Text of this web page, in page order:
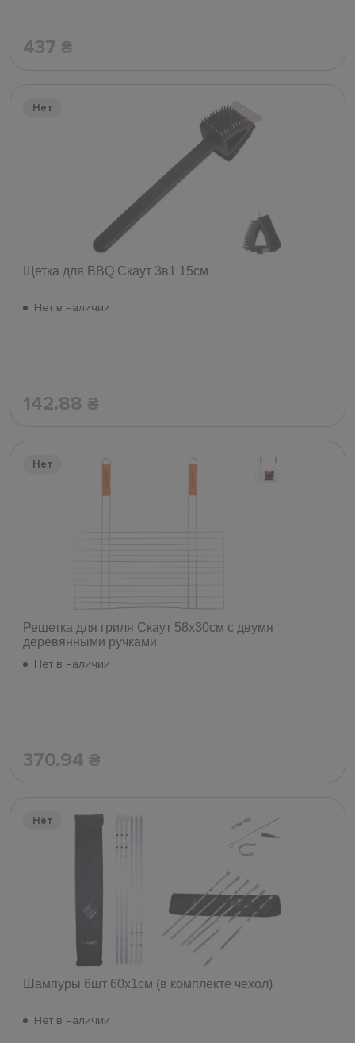
437 ₴
Нет
Щетка для BBQ Скаут 3в1 15см
Нет в наличии
142.88 ₴
Нет
Решетка для гриля Скаут 58х30см с двумя
деревянными ручками
Нет в наличии
370.94 ₴
Нет
Шампуры 6шт 60х1см (в комплекте чехол)
Нет в наличии